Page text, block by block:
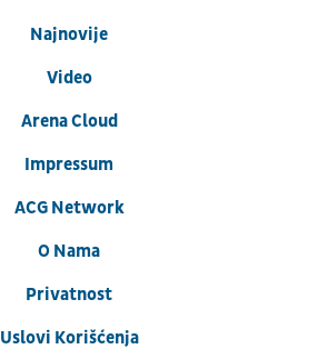
Najnovije
Video
Arena Cloud
Impressum
ACG Network
O Nama
Privatnost
Uslovi Korišćenja